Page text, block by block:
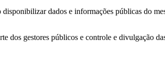
dados e informações públicas do
gestores públicos e controle e divulgação